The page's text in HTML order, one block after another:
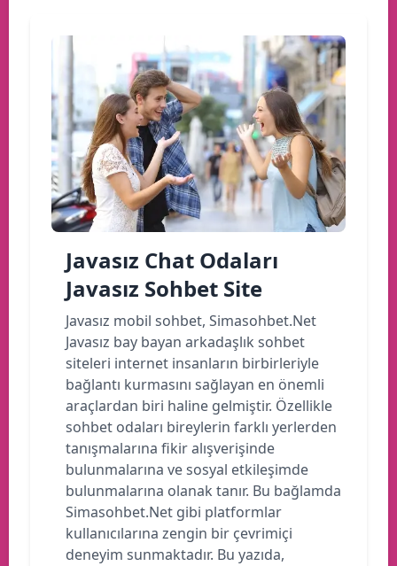
Javasız Chat Odaları
Javasız Sohbet Site
Javasız mobil sohbet, Simasohbet.Net
Javasız bay bayan arkadaşlık sohbet
siteleri internet insanların birbirleriyle
bağlantı kurmasını sağlayan en önemli
araçlardan biri haline gelmiştir. Özellikle
sohbet odaları bireylerin farklı yerlerden
tanışmalarına fikir alışverişinde
bulunmalarına ve sosyal etkileşimde
bulunmalarına olanak tanır. Bu bağlamda
Simasohbet.Net gibi platformlar
kullanıcılarına zengin bir çevrimiçi
deneyim sunmaktadır. Bu yazıda,